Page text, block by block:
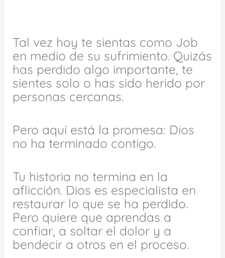
Tal vez hoy te sientas como Job
en medio de su sufrimiento. Quizás
has perdido algo importante, te
sientes solo o has sido herido por
personas cercanas.
Pero aquí está la promesa: Dios
no ha terminado contigo.
Tu historia no termina en la
aflicción. Dios es especialista en
restaurar lo que se ha perdido.
Pero quiere que aprendas a
confiar, a soltar el dolor y a
bendecir a otros en el proceso.